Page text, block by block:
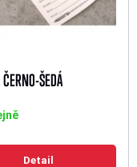
ŠEDÁ
Detail